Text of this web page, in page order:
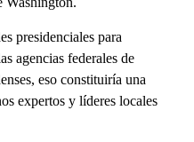
presidenciales para
agencias federales de
eso constituiría una
expertos y líderes locales